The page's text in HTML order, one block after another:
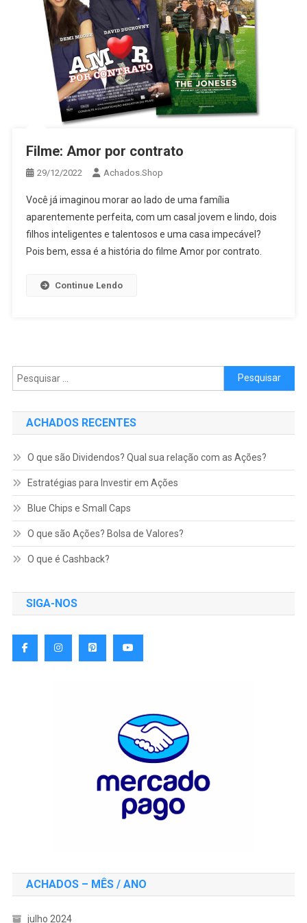
Filme: Amor por contrato
29/12/2022 Achados.Shop
Você já imaginou morar ao lado de uma família
aparentemente perfeita, com um casal jovem e lindo, dois
filhos inteligentes e talentosos e uma casa impecável?
Pois bem, essa é a história do filme Amor por contrato.
Continue Lendo
Pesquisar por:
ACHADOS RECENTES
O que são Dividendos? Qual sua relação com as Ações?
Estratégias para Investir em Ações
Blue Chips e Small Caps
O que são Ações? Bolsa de Valores?
O que é Cashback?
SIGA-NOS
ACHADOS – MÊS / ANO
julho 2024